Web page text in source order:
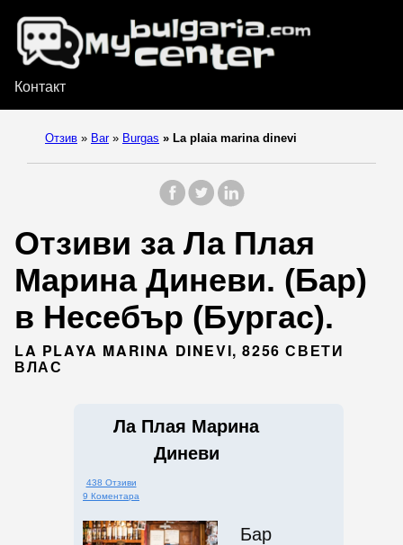
Контакт
Отзив » Bar » Burgas » La plaia marina dinevi
Отзиви за Ла Плая
Марина Диневи. (Бар)
в Несебър (Бургас).
LA PLAYA MARINA DINEVI, 8256 СВЕТИ
ВЛАС
Ла Плая Марина
Диневи
438 Отзиви
9 Коментара
Бар